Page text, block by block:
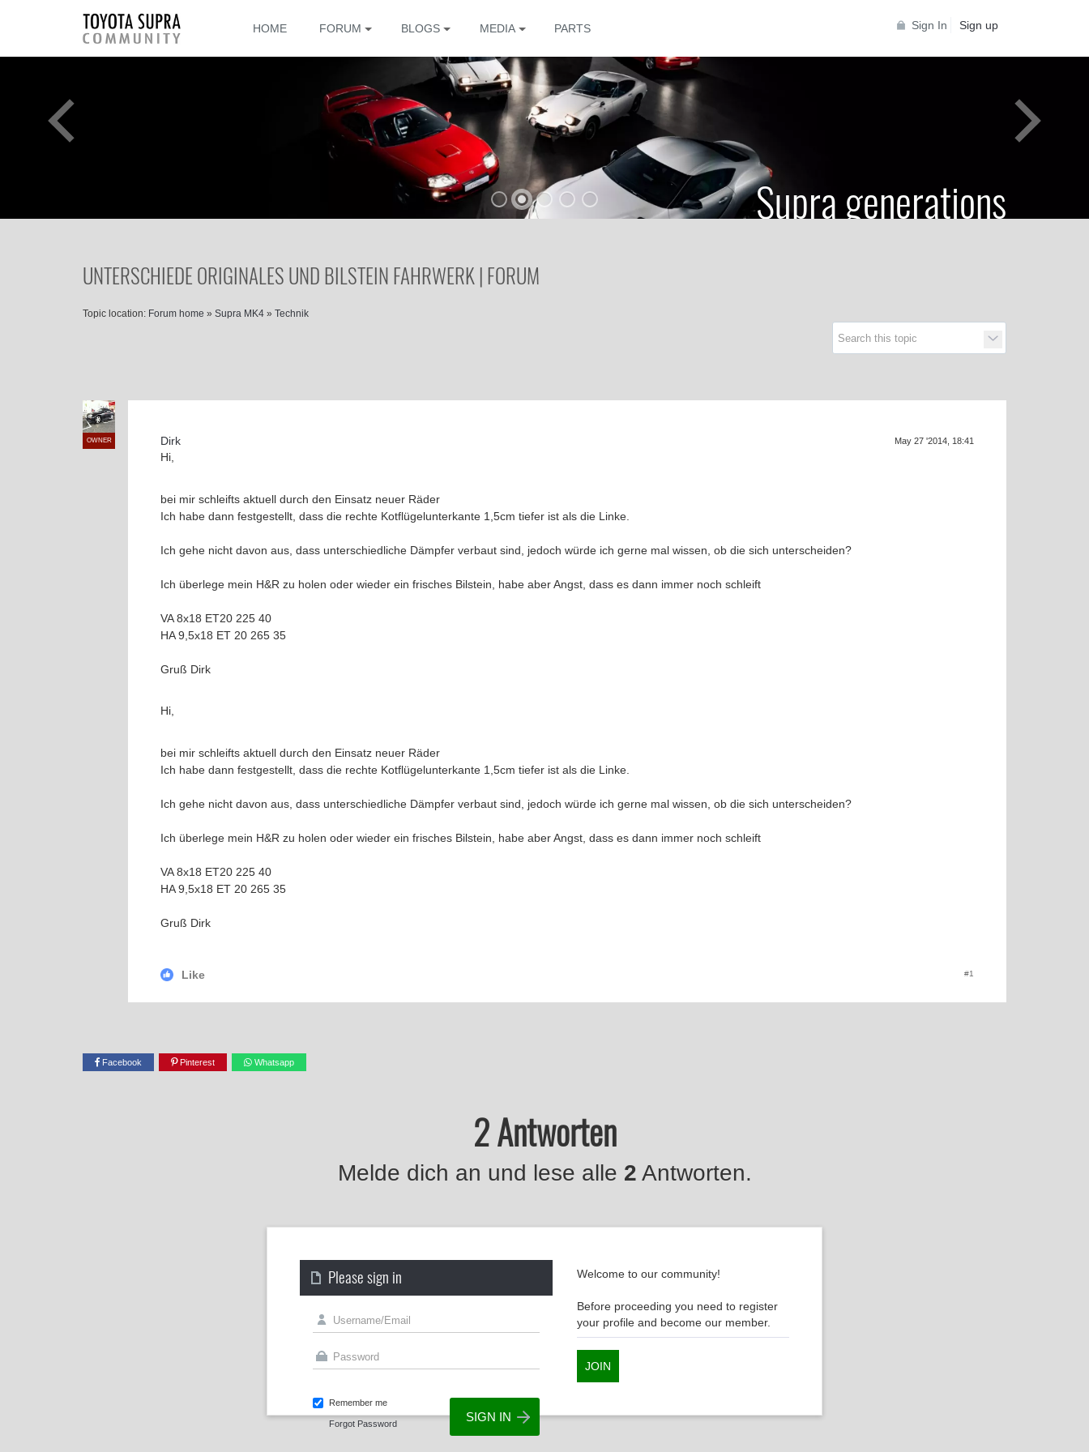
Sign In Sign up
HOME FORUM BLOGS MEDIA PARTS
Supra
Supra generations
UNTERSCHIEDE ORIGINALES UND BILSTEIN FAHRWERK | FORUM
Topic location: Forum home » Supra MK4 » Technik
OWNER Dirk May 27 '2014, 18:41
Hi,
bei mir schleifts aktuell durch den Einsatz neuer Räder
Ich habe dann festgestellt, dass die rechte Kotflügelunterkante 1,5cm tiefer ist als die Linke.
Ich gehe nicht davon aus, dass unterschiedliche Dämpfer verbaut sind, jedoch würde ich gerne mal wissen, ob die sich unterscheiden?
Ich überlege mein H&R zu holen oder wieder ein frisches Bilstein, habe aber Angst, dass es dann immer noch schleift
VA 8x18 ET20 225 40
HA 9,5x18 ET 20 265 35
Gruß Dirk
Hi,
bei mir schleifts aktuell durch den Einsatz neuer Räder
Ich habe dann festgestellt, dass die rechte Kotflügelunterkante 1,5cm tiefer ist als die Linke.
Ich gehe nicht davon aus, dass unterschiedliche Dämpfer verbaut sind, jedoch würde ich gerne mal wissen, ob die sich unterscheiden?
Ich überlege mein H&R zu holen oder wieder ein frisches Bilstein, habe aber Angst, dass es dann immer noch schleift
VA 8x18 ET20 225 40
HA 9,5x18 ET 20 265 35
Gruß Dirk
Like #1
Facebook Pinterest Whatsapp
2 Antworten
Melde dich an und lese alle 2 Antworten.
Please sign in
Remember me
Forgot Password
Welcome to our community!
Before proceeding you need to register
your profile and become our member.
JOIN